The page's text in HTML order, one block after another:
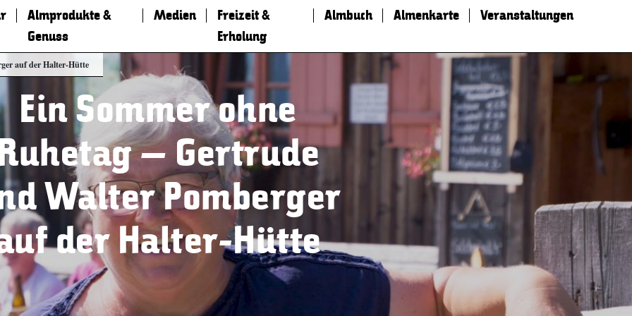
Almprodukte &
Genuss
Medien
Freizeit &
Erholung
Almbuch Almenkarte Veranstaltungen
auf der Halter-Hütte
Ein Sommer ohne
– Gertrude
Walter Pomberger
der Halter-Hütte